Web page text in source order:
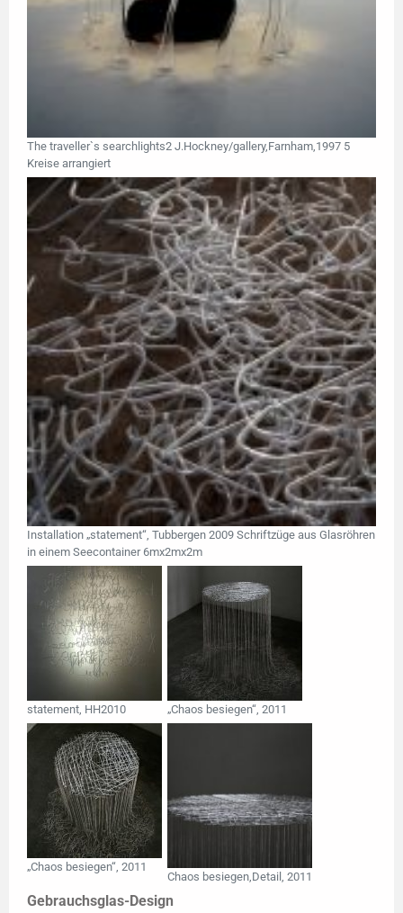
The traveller`s searchlights2 J.Hockney/gallery,Farnham,1997 5
Kreise arrangiert
Installation „statement“, Tubbergen 2009 Schriftzüge aus Glasröhren
in einem Seecontainer 6mx2mx2m
statement, HH2010 „Chaos besiegen“, 2011
„Chaos besiegen“, 2011
Chaos besiegen,Detail, 2011
Gebrauchsglas-Design